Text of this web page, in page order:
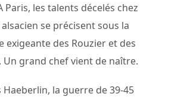
Paris, les talents décelés chez
se précisent sous la
exigeante des Rouzier et des
Un grand chef vient de naître.
Haeberlin, la guerre de 39-45